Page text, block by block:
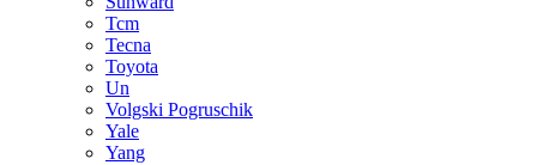
Tcm
Tecna
Toyota
Un
Volgski Pogruschik
Yale
Yang